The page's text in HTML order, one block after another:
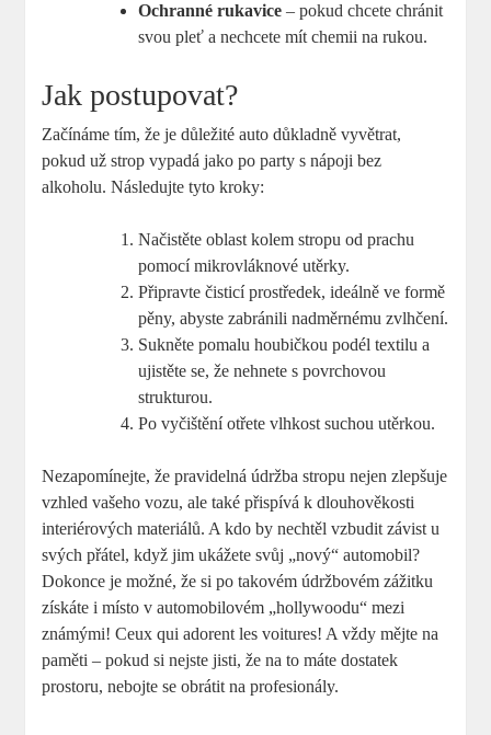
Ochranné rukavice – pokud chcete chránit
svou pleť a nechcete mít chemii na rukou.
Jak postupovat?
Začínáme tím, že je důležité auto důkladně vyvětrat,
pokud už strop vypadá jako po party s nápoji bez
alkoholu. Následujte tyto kroky:
Načistěte oblast kolem stropu od prachu
pomocí mikrovláknové utěrky.
Připravte čisticí prostředek, ideálně ve formě
pěny, abyste zabránili nadměrnému zvlhčení.
Sukněte pomalu houbičkou podél textilu a
ujistěte se, že nehnete s povrchovou
strukturou.
Po vyčištění otřete vlhkost suchou utěrkou.
Nezapomínejte, že pravidelná údržba stropu nejen zlepšuje
vzhled vašeho vozu, ale také přispívá k dlouhověkosti
interiérových materiálů. A kdo by nechtěl vzbudit závist u
svých přátel, když jim ukážete svůj „nový“ automobil?
Dokonce je možné, že si po takovém údržbovém zážitku
získáte i místo v automobilovém „hollywoodu“ mezi
známými! Ceux qui adorent les voitures! A vždy mějte na
paměti – pokud si nejste jisti, že na to máte dostatek
prostoru, nebojte se obrátit na profesionály.